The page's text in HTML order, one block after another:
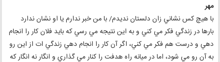
مهر
با هيچ کس نشاني زان دلستان نديدم/ با من خبر ندارم يا او نشان ندارد
بارها در زندگي فکر مي کني و به اين نتيجه مي رسي که بايد فلان کار را انجام
دهي و درست هم فکر مي کني، اگر آن کار را انجام دهي زندگي ات از اين رو
به آن رو مي شود، اما در ميانه راه هدفت را کنار مي گذاري و انگار نه انگار که